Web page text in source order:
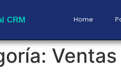
CRM Home
Ventas